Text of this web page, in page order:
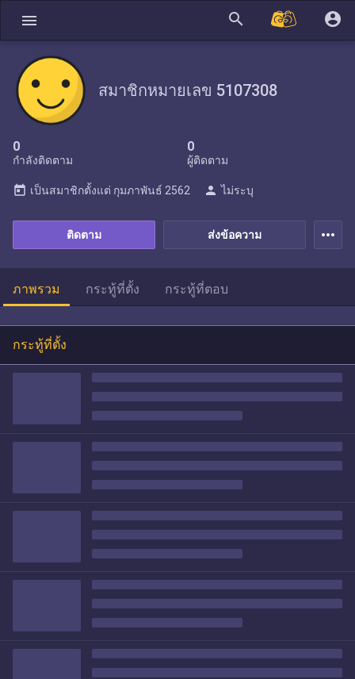
menu search account_circle
สมาชิกหมายเลข 5107308
0
กำลังติดตาม
0
ผู้ติดตาม
ส่งข้อความ
ติดตาม
today เป็นสมาชิกตั้งแต่ กุมภาพันธ์ 2562 person ไม่ระบุ
more_horiz
ภาพรวม กระทู้ที่ตั้ง กระทู้ที่ตอบ
กระทู้ที่ตั้ง